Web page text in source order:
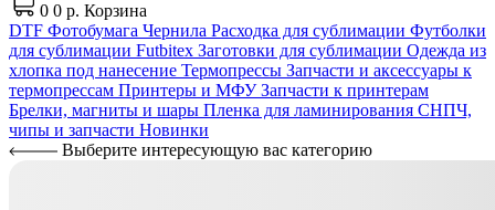
0 0 р. Корзина
DTF Фотобумага Чернила Расходка для сублимации Футболки
для сублимации Futbitex Заготовки для сублимации Одежда из
хлопка под нанесение Термопрессы Запчасти и аксессуары к
термопрессам Принтеры и МФУЗапчасти к принтерам
Брелки, магниты и шары Пленка для ламинирования СНПЧ,
чипы и запчасти Новинки
Выберите интересующую вас категорию